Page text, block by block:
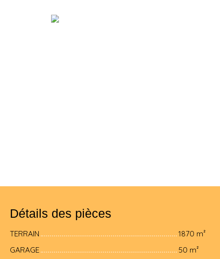
Détails des pièces
TERRAIN
1870 m²
GARAGE
50 m²